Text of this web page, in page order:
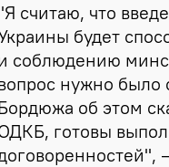
считаю, что
будет
соблюдению
нужно было
об этом
готовы